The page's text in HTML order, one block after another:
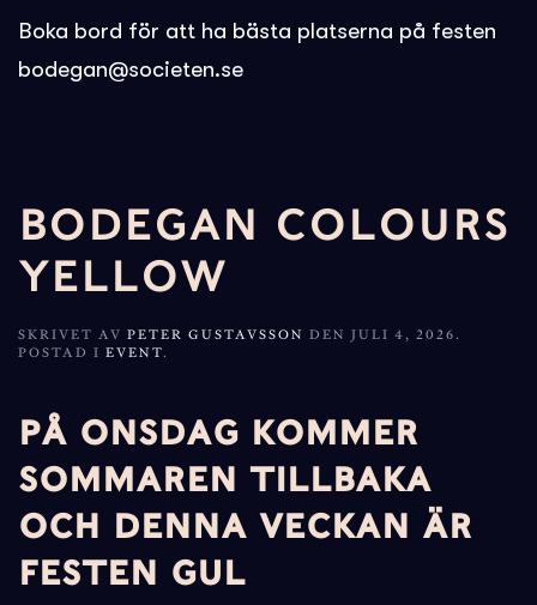
Boka bord för att ha bästa platserna på festen
bodegan@societen.se
BODEGAN COLOURS
YELLOW
SKRIVET AV PETER GUSTAVSSON DEN JULI 4, 2026 .
POSTAD I EVENT.
PÅ ONSDAG KOMMER
SOMMAREN TILLBAKA
OCH DENNA VECKAN ÄR
FESTEN GUL